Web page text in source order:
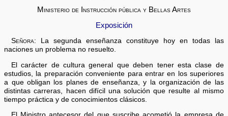
Ministerio de Instrucción pública y Bellas Artes
Exposición
Señora: La segunda enseñanza constituye hoy en todas las
naciones un problema no resuelto.
El carácter de cultura general que deben tener esta clase de
estudios, la preparación conveniente para entrar en los superiores
a que obligan los planes de enseñanza, y la organización de las
distintas carreras, hacen difícil una solución que resulte al mismo
tiempo práctica y de conocimientos clásicos.